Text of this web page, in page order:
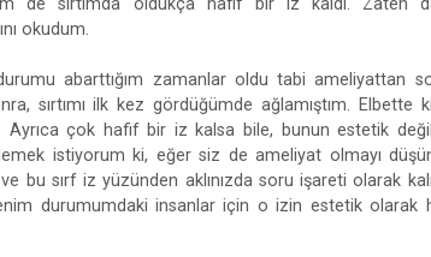
okudum.
abarttığım zamanlar oldu tabi ameliyattan
sırtımı ilk kez gördüğümde ağlamıştım. Elbette
çok hafif bir iz kalsa bile, bunun estetik
istiyorum ki, eğer siz de ameliyat olmayı
bu sırf iz yüzünden aklınızda soru işareti olarak
durumumdaki insanlar için o izin estetik olarak